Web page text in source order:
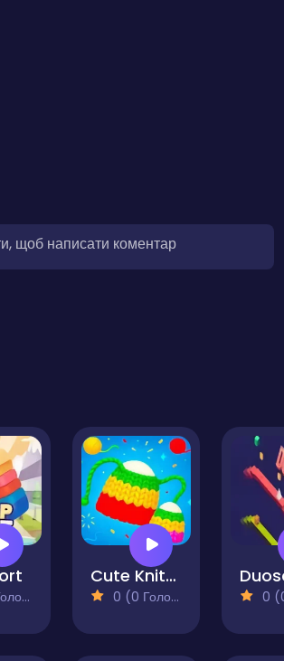
щоб написати коментар
Cute Knitting: Yarn Sorting
0 (0 Голосів) 0 (0